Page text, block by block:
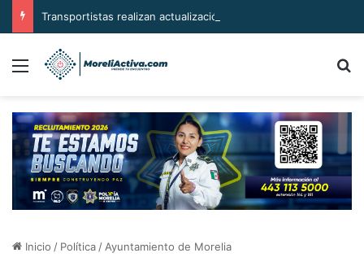
Menú
Inicio / Política / Ayuntamiento de Morelia